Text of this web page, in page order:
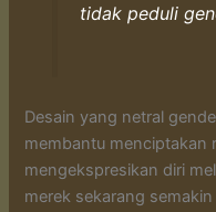
tidak peduli
Desain yang netral
membantu menciptakan
mengekspresikan diri
merek sekarang